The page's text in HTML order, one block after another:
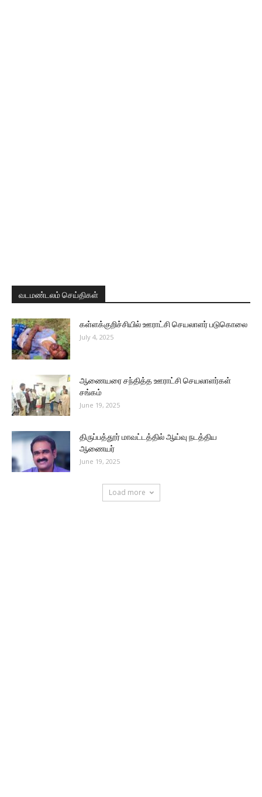
வடமண்டலம் செய்திகள்
கள்ளக்குறிச்சியில் ஊராட்சி செயலாளர் படுகொலை
July 4, 2025
ஆணையரை சந்தித்த ஊராட்சி செயலாளர்கள்
சங்கம்
June 19, 2025
திருப்பத்தூர் மாவட்டத்தில் ஆய்வு நடத்திய
ஆணையர்
June 19, 2025
Load more